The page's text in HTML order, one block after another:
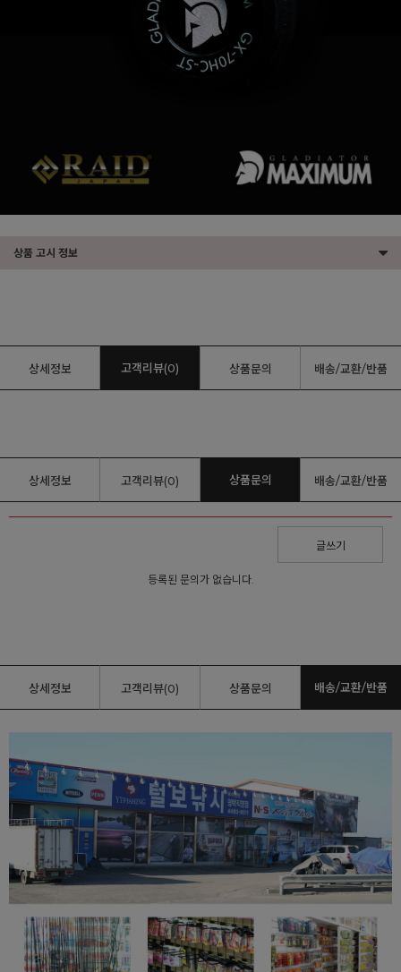
상품 고시 정보
상세정보 고객리뷰(0) 상품문의 배송/교환/반품
상세정보 고객리뷰(0) 상품문의 배송/교환/반품
글쓰기
등록된 문의가 없습니다.
상세정보 고객리뷰(0) 상품문의 배송/교환/반품